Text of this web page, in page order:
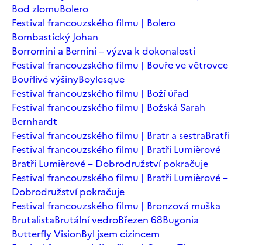
Bod zlomuBolero
Festival francouzského filmu | Bolero
Bombastický Johan
Borromini a Bernini – výzva k dokonalosti
Festival francouzského filmu | Bouře ve větrovce
Bouřlivé výšinyBoylesque
Festival francouzského filmu | Boží úřad
Festival francouzského filmu | Božská Sarah
Bernhardt
Festival francouzského filmu | Bratr a sestraBratři
Festival francouzského filmu | Bratři Lumièrové
Bratři Lumièrové – Dobrodružství pokračuje
Festival francouzského filmu | Bratři Lumièrové –
Dobrodružství pokračuje
Festival francouzského filmu | Bronzová muška
BrutalistaBrutální vedroBřezen 68Bugonia
Butterfly VisionByl jsem cizincem